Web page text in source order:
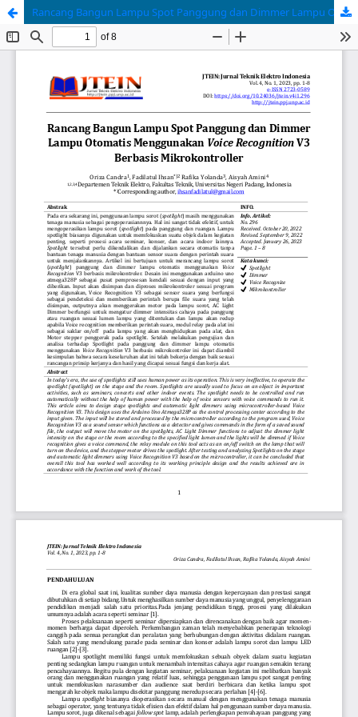
Rancang Bangun Lampu Spot Panggung dan Dimmer Lampu Otomatis Menggunakan Voice Recognition V3 Berbasis Mikrokontroller